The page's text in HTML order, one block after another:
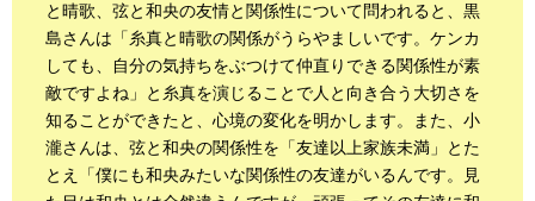
と晴歌、弦と和央の友情と関係性について問われると、黒
島さんは「糸真と晴歌の関係がうらやましいです。ケンカ
しても、自分の気持ちをぶつけて仲直りできる関係性が素
敵ですよね」と糸真を演じることで人と向き合う大切さを
知ることができたと、心境の変化を明かします。また、小
瀧さんは、弦と和央の関係性を「友達以上家族未満」とた
とえ「僕にも和央みたいな関係性の友達がいるんです。見